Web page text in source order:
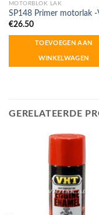
MOTORBLOK LAK
SP148 Primer motorlak -
€26.50
TOEVOEGEN AAN
WINKELWAGEN
GERELATEERDE